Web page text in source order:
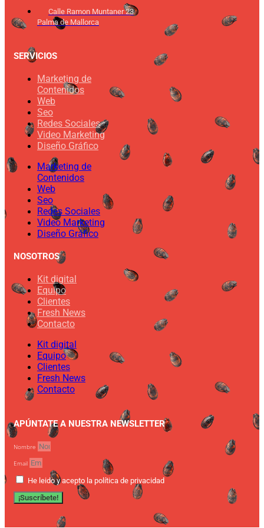
Calle Ramon Muntaner 23
Palma de Mallorca
SERVICIOS
Marketing de
Contenidos
Web
Seo
Redes Sociales
Video Marketing
Diseño Gráfico
Marketing de
Contenidos
Web
Seo
Redes Sociales
Video Marketing
Diseño Gráfico
NOSOTROS
Kit digital
Equipo
Clientes
Fresh News
Contacto
Kit digital
Equipo
Clientes
Fresh News
Contacto
APÚNTATE A NUESTRA NEWSLETTER
Nombre
Email
He leido y acepto la política de privacidad
¡Suscríbete!